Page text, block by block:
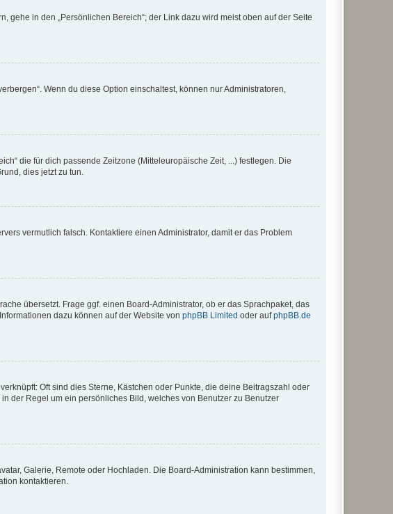
in den „Persönlichen Bereich“; der Link dazu wird meist oben auf der Seite
Wenn du diese Option einschaltest, können nur Administratoren,
die für dich passende Zeitzone (Mitteleuropäische Zeit, ...) festlegen. Die
dies jetzt zu tun.
vermutlich falsch. Kontaktiere einen Administrator, damit er das Problem
übersetzt. Frage ggf. einen Board-Administrator, ob er das Sprachpaket, das
dazu können auf der Website von phpBB Limited oder aufphpBB.de
Oft sind dies Sterne, Kästchen oder Punkte, die deine Beitragszahl oder
der Regel um ein persönliches Bild, welches von Benutzer zu Benutzer
Galerie, Remote oder Hochladen. Die Board-Administration kann bestimmen,
kontaktieren.